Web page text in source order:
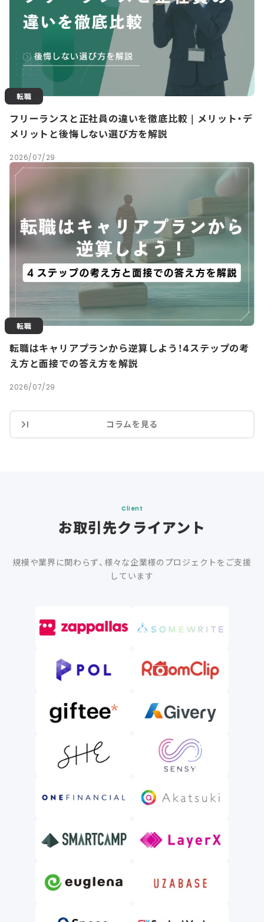
転職
フリーランスと正社員の違いを徹底比較｜メリット・デ
メリットと後悔しない選び方を解説
2026/07/29
転職
転職はキャリアプランから逆算しよう！4ステップの考
え方と面接での答え方を解説
2026/07/29
コラムを見る
Client
お取引先クライアント
規模や業界に関わらず、様々な企業様のプロジェクトをご支援